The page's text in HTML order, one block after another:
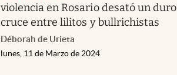
violencia en Rosario desató un duro
cruce entre lilitos y bullrichistas
Déborah de Urieta
lunes, 11 de Marzo de 2024